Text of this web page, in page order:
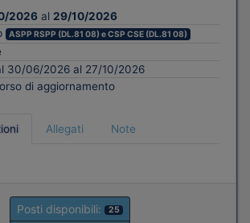
2026 al 29/10/2026
ASPP RSPP (DL.81 08) e CSP CSE (DL.81 08)
30/06/2026 al 27/10/2026
di aggiornamento
Allegati
Note
Posti disponibili: 25